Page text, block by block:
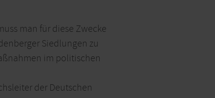
man für diese Zwecke
Siedlungen zu
im politischen
der Deutschen